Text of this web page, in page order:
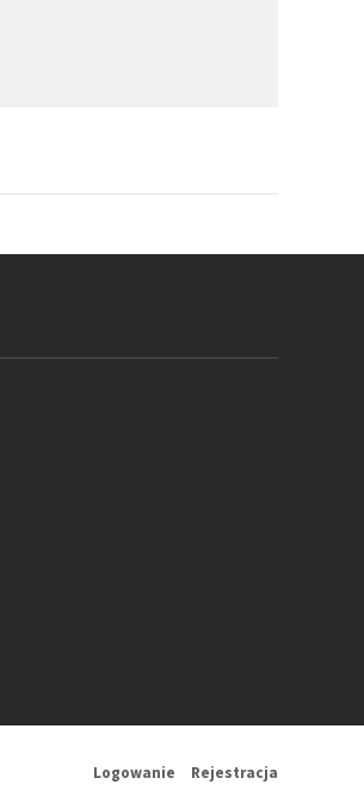
Logowanie Rejestracja